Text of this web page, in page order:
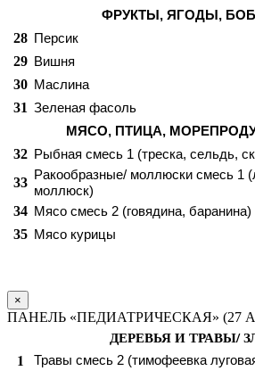
ФРУКТЫ, ЯГОДЫ,
28 Персик
29 Вишня
30 Маслина
31 Зеленая фасоль
МЯСО, ПТИЦА,
32 Рыбная смесь 1 (треска, сельдь,
33 Ракообразные/ моллюски смесь 1
моллюск)
34 Мясо смесь 2 (говядина, баранина)
35 Мясо курицы
×
ПАНЕЛЬ «ПЕДИАТРИЧЕСКАЯ» (27
ДЕРЕВЬЯ И ТРАВЫ/
1 Травы смесь 2 (тимофеевка